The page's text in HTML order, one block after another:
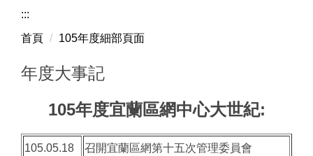
:::
首頁
105年度細部頁面
年度大事記
105年度宜蘭區網中心大世紀:
105.05.18 召開宜蘭區網第十五次管理委員會